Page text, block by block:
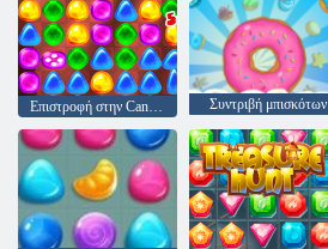
Συντριβή μπισκότων